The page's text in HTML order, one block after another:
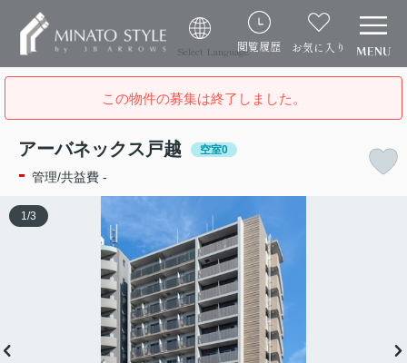
Select Language閲覧履歴 お気に入り
この物件の募集は終了しました。
アーバネックス戸越 空室0
- 管理/共益費 -
1/3